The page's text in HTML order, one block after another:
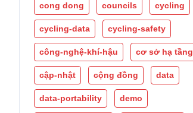
cong dong councils cycling
cycling-data cycling-safety
công-nghệ-khí-hậu cơ sở hạ tầng
cập-nhật cộng đồng data
data-portability demo